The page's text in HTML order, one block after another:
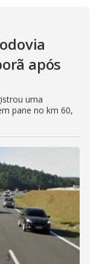
após
uma
pane no km 60,